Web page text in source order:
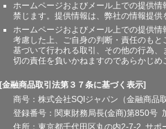
ホームページおよびメール上での提供
禁じます。提供情報は、弊社の情報提供
ホームページおよびメール上での提供
考慮した上、ご自身の判断・責任のも
基づいて行われる取引、その他の行為
切の責任を負いかねますのであらかじめ
[金融商品取引法第３７条に基づく表示]
商号：株式会社SQIジャパン（金融商品
登録番号：関東財務局長(金商)第850号
住所：東京都千代田区丸の内2-7-2 サ